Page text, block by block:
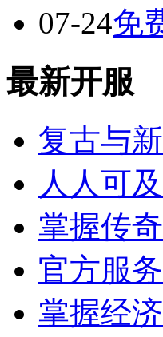
07-24免
最新开服
复古与
人人可
掌握传
官方服
掌握经